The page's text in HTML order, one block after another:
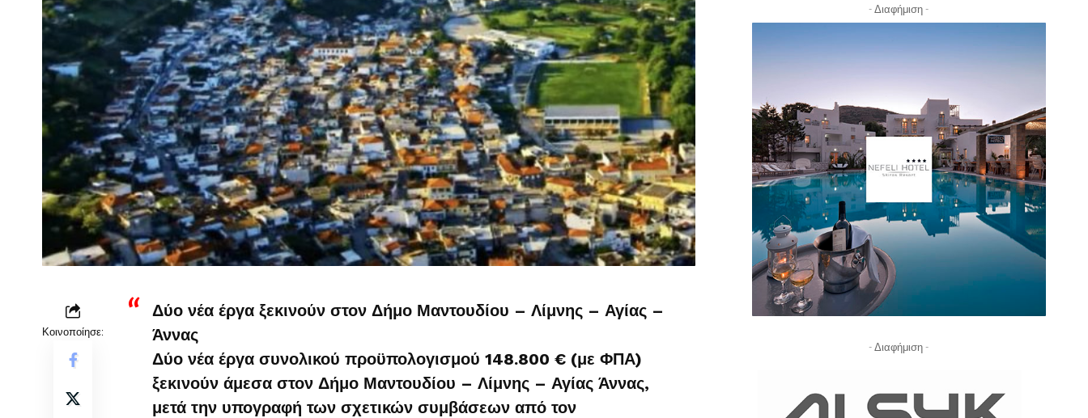
Κοινοποίησε:
Δύο νέα έργα ξεκινούν στον Δήμο Μαντουδίου – Λίμνης – Αγίας –
Άννας
Δύο νέα έργα συνολικού προϋπολογισμού 148.800 € (με ΦΠΑ)
ξεκινούν άμεσα στον Δήμο Μαντουδίου – Λίμνης – Αγίας Άννας,
μετά την υπογραφή των σχετικών συμβάσεων από τον
- Διαφήμιση -
- Διαφήμιση -